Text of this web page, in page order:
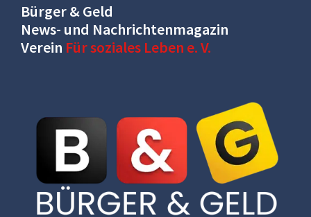
Bürger & Geld
News- und Nachrichtenmagazin
Verein Für soziales Leben e. V.